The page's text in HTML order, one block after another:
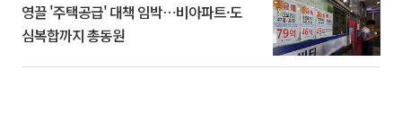
영끌 '주택공급' 대책 임박⋯비아파트·도
심복합까지 총동원